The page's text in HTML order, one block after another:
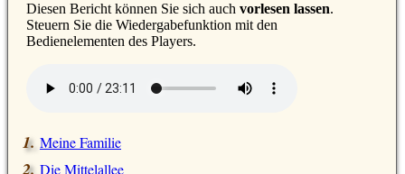
Diesen Bericht können Sie sich auch vorlesen lassen.
Steuern Sie die Wiedergabefunktion mit den
Bedienelementen des Players.
Meine Familie
Die Mittelallee